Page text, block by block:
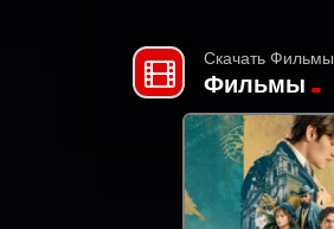
Скачать Фильмы
Фильмы